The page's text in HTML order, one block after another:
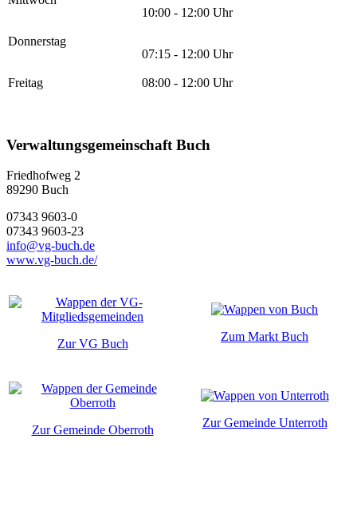
10:00 - 12:00 Uhr
Donnerstag
07:15 - 12:00 Uhr
Freitag 08:00 - 12:00 Uhr
Verwaltungsgemeinschaft Buch
Friedhofweg 2
89290 Buch
07343 9603-0
07343 9603-23
info@vg-buch.de
www.vg-buch.de/
Zur VG Buch
Zum Markt Buch
Zur Gemeinde Oberroth
Zur Gemeinde Unterroth